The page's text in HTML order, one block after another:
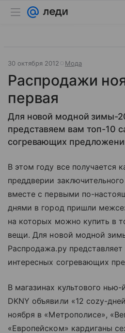
30 октября 2012 Мода
Распродажи
первая
Для новой модной зимы-
представяем вам топ-10
согревающих
В этом году все получается
преддверии
вместе с первыми по-
днями в город пришли
на которых можно купить в
вещи. Для новой модной
Распродажа.ру
интересных согревающих
В магазинах культового нью-
DKNY объявили «12 cozy-
ноября в «Метрополисе»,
«Европейском» кардиганы